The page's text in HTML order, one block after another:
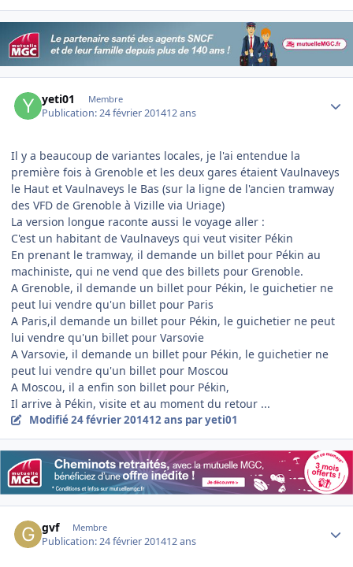
yeti01 Membre
Publication:24 février 201412 ans
Il y a beaucoup de variantes locales, je l'ai entendue la
première fois à Grenoble et les deux gares étaient Vaulnaveys
le Haut et Vaulnaveys le Bas (sur la ligne de l'ancien tramway
des VFD de Grenoble à Vizille via Uriage)
La version longue raconte aussi le voyage aller :
C'est un habitant de Vaulnaveys qui veut visiter Pékin
En prenant le tramway, il demande un billet pour Pékin au
machiniste, qui ne vend que des billets pour Grenoble.
A Grenoble, il demande un billet pour Pékin, le guichetier ne
peut lui vendre qu'un billet pour Paris
A Paris,il demande un billet pour Pékin, le guichetier ne peut
lui vendre qu'un billet pour Varsovie
A Varsovie, il demande un billet pour Pékin, le guichetier ne
peut lui vendre qu'un billet pour Moscou
A Moscou, il a enfin son billet pour Pékin,
Il arrive à Pékin, visite et au moment du retour ...
Modifié24 février 201412 ans par yeti01
gvf Membre
Publication:24 février 201412 ans